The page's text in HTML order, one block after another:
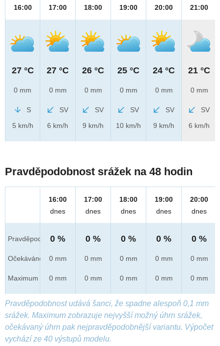
16:00
27 °C
0 mm
S
5 km/h
17:00
27 °C
0 mm
SV
6 km/h
18:00
26 °C
0 mm
SV
9 km/h
19:00
25 °C
0 mm
SV
10 km/h
20:00
24 °C
0 mm
SV
9 km/h
21:00
21 °C
0 mm
SV
6 km/h
Pravděpodobnost srážek na 48 hodin
Pravděpod.
Očekáváno
Maximum
16:00
dnes
0 %
0 mm
0 mm
17:00
dnes
0 %
0 mm
0 mm
18:00
dnes
0 %
0 mm
0 mm
19:00
dnes
0 %
0 mm
0 mm
20:00
dnes
0 %
0 mm
0 mm
Pravděpodobnost udává šanci, že spadne alespoň 0,1 mm
srážek. Maximum zobrazuje nejvyšší možný úhrn srážek,
očekávaný úhrn pak nejpravděpodobnější variantu. Výpočet
vychází ze 40 výstupů modelu.